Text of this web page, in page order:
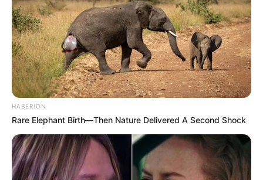
HABERION
Rare Elephant Birth—Then Nature Delivered A Second Shock